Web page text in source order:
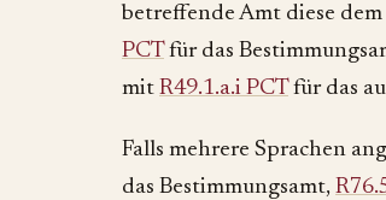
betreffende Amt diese
PCTfür das
mit R49.1.a.i PCTfür das
Falls mehrere Sprachen
das Bestimmungsamt,